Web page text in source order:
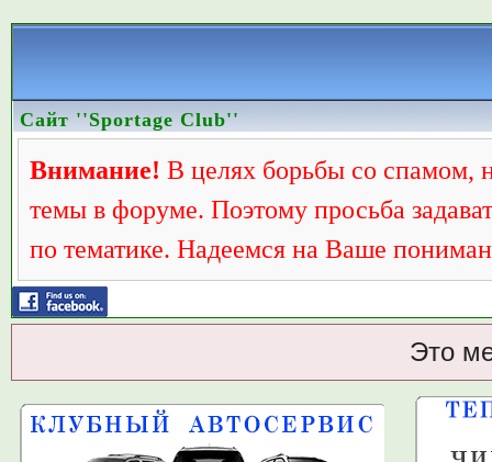
Сайт ''Sportage Club''
Внимание! В целях борьбы со спамом,
темы в форуме. Поэтому просьба
по тематике. Надеемся на Ваше
Это